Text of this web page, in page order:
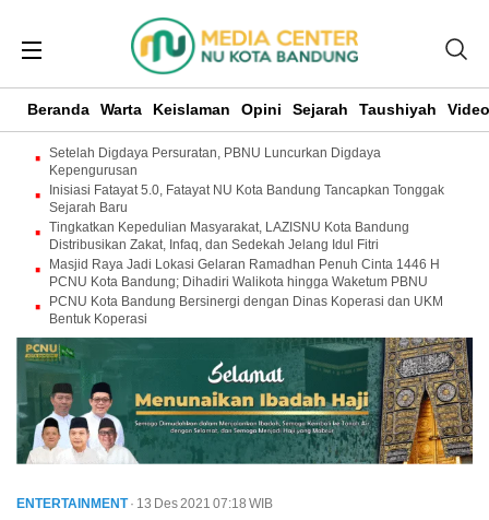
Beranda Warta Keislaman Opini Sejarah Taushiyah Video
Setelah Digdaya Persuratan, PBNU Luncurkan Digdaya
Kepengurusan
Inisiasi Fatayat 5.0, Fatayat NU Kota Bandung Tancapkan Tonggak
Sejarah Baru
Tingkatkan Kepedulian Masyarakat, LAZISNU Kota Bandung
Distribusikan Zakat, Infaq, dan Sedekah Jelang Idul Fitri
Masjid Raya Jadi Lokasi Gelaran Ramadhan Penuh Cinta 1446 H
PCNU Kota Bandung; Dihadiri Walikota hingga Waketum PBNU
PCNU Kota Bandung Bersinergi dengan Dinas Koperasi dan UKM
Bentuk Koperasi
ENTERTAINMENT · 13 Des 2021 07:18 WIB